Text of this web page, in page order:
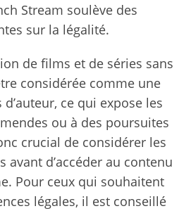
Stream soulève des
sur la légalité.
de films et de séries sans
considérée comme une
ce qui expose les
ou à des poursuites
crucial de considérer les
avant d’accéder au contenu
Pour ceux qui souhaitent
légales, il est conseillé